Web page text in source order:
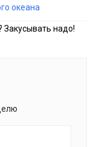
океана
Закусывать надо!